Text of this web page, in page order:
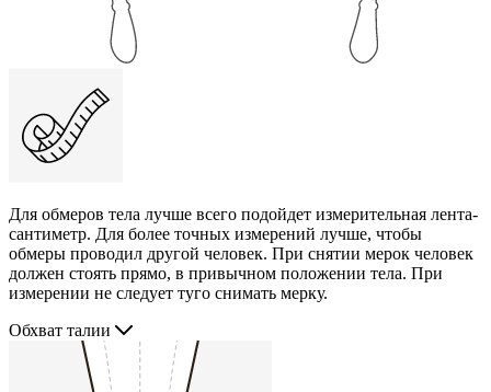
Для обмеров тела лучше всего подойдет измерительная лента-
сантиметр. Для более точных измерений лучше, чтобы
обмеры проводил другой человек. При снятии мерок человек
должен стоять прямо, в привычном положении тела. При
измерении не следует туго снимать мерку.
Обхват талии